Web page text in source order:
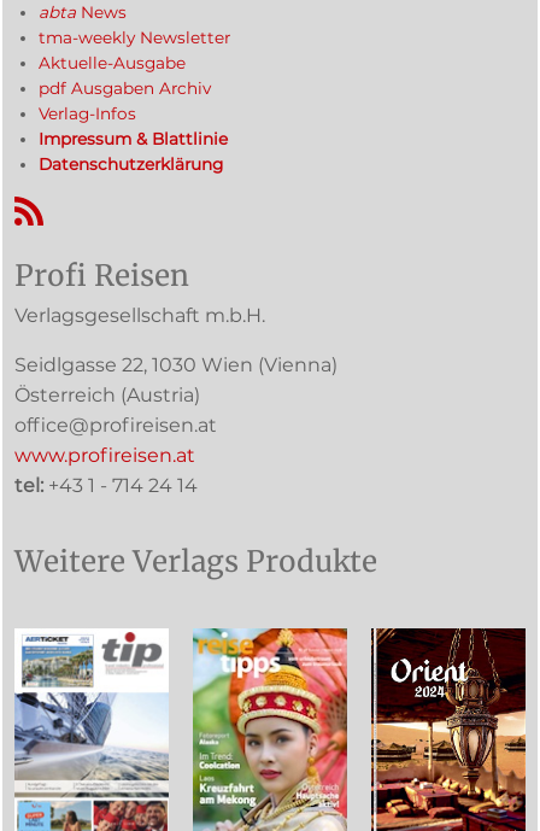
abta News
tma-weekly Newsletter
Aktuelle-Ausgabe
pdf Ausgaben Archiv
Verlag-Infos
Impressum & Blattlinie
Datenschutzerklärung
RSS-Feed
Profi Reisen
Verlagsgesellschaft m.b.H.
Seidlgasse 22, 1030 Wien (Vienna)
Österreich (Austria)
office@profireisen.at
www.profireisen.at
tel: +43 1 - 714 24 14
Weitere Verlags Produkte